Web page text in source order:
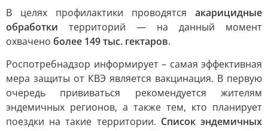
В целях профилактики проводятся акарицидные
обработки территорий — на данный момент
охвачено более 149 тыс. гектаров.
Роспотребнадзор информирует – самая эффективная
мера защиты от КВЭ является вакцинация. В первую
очередь прививаться рекомендуется жителям
эндемичных регионов, а также тем, кто планирует
поездки на такие территории. Список эндемичных